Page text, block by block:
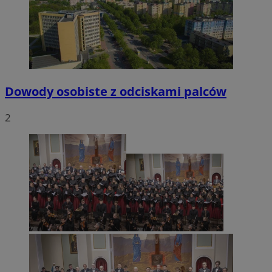
Dowody osobiste z odciskami palców
2
YouTube
.youtube.com
CookieScriptConsent
CookieScript
mojetychy.pl
4 tygodnie 2